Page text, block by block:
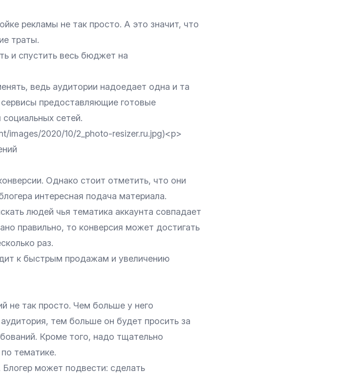
рекламы не так просто. А это значит, что
траты.
и спустить весь бюджет на
ведь аудитории надоедает одна и та
предоставляющие готовые
сетей.
2020/10/2_photo-resizer.ru.jpg)<p>
Однако стоит отметить, что они
интересная подача материала.
людей чья тематика аккаунта совпадает
правильно, то конверсия может достигать
раз.
к быстрым продажам и увеличению
не так просто. Чем больше у него
тем больше он будет просить за
Кроме того, надо тщательно
тематике.
может подвести: сделать